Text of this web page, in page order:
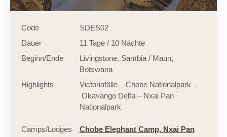
Code
SDES02
Dauer
11 Tage / 10 Nächte
Beginn/Ende
Livingstone, Sambia / Maun,
Botswana
Highlights
Victoriafälle – Chobe Nationalpark –
Okavango Delta – Nxai Pan
Nationalpark
Camps/Lodges Chobe Elephant Camp, Nxai Pan